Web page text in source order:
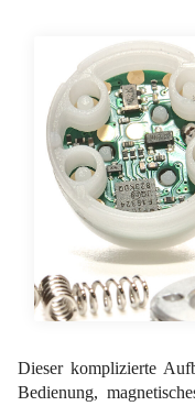
Dieser komplizierte
Bedienung,